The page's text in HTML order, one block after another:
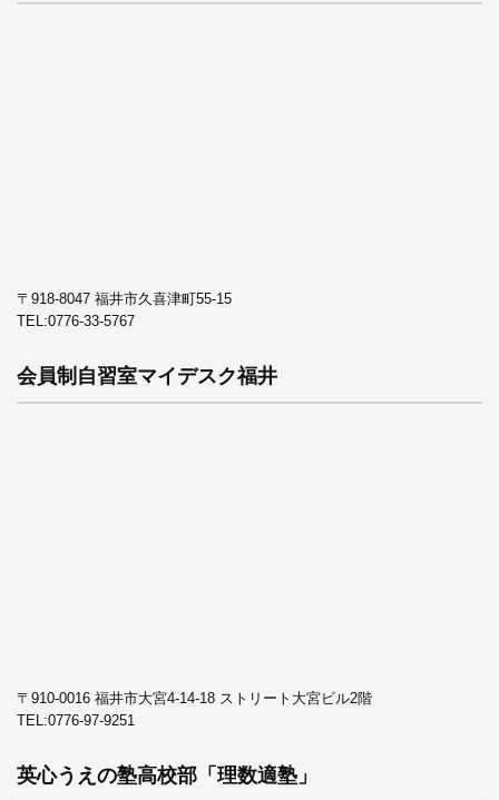
〒918-8047 福井市久喜津町55-15
TEL:0776-33-5767
会員制自習室マイデスク福井
〒910-0016 福井市大宮4-14-18 ストリート大宮ビル2階
TEL:0776-97-9251
英心うえの塾高校部「理数適塾」